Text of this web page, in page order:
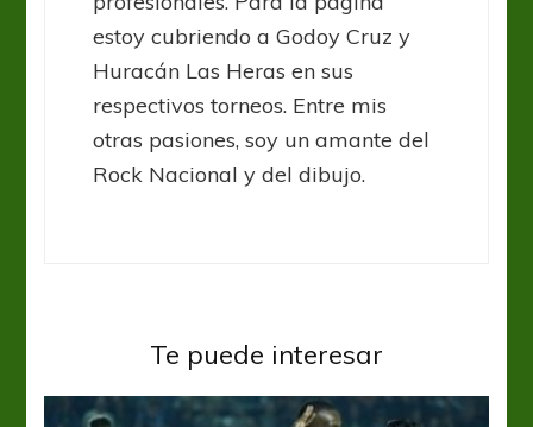
estoy cubriendo a Godoy Cruz y
Huracán Las Heras en sus
respectivos torneos. Entre mis
otras pasiones, soy un amante del
Rock Nacional y del dibujo.
Te puede interesar